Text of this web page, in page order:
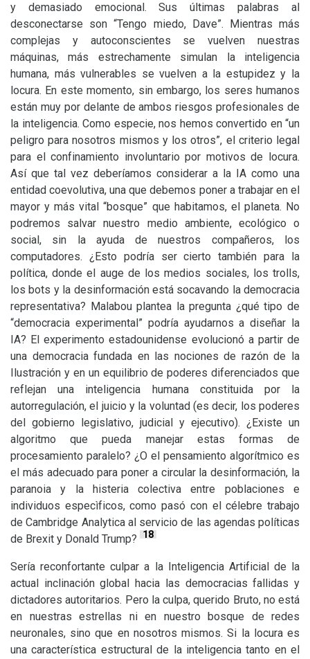
y demasiado emocional. Sus últimas palabras al
desconectarse son “Tengo miedo, Dave”. Mientras más
complejas y autoconscientes se vuelven nuestras
máquinas, más estrechamente simulan la inteligencia
humana, más vulnerables se vuelven a la estupidez y la
locura. En este momento, sin embargo, los seres humanos
están muy por delante de ambos riesgos profesionales de
la inteligencia. Como especie, nos hemos convertido en “un
peligro para nosotros mismos y los otros”, el criterio legal
para el confinamiento involuntario por motivos de locura.
Así que tal vez deberíamos considerar a la IA como una
entidad coevolutiva, una que debemos poner a trabajar en el
mayor y más vital “bosque” que habitamos, el planeta. No
podremos salvar nuestro medio ambiente, ecológico o
social, sin la ayuda de nuestros compañeros, los
computadores. ¿Esto podría ser cierto también para la
política, donde el auge de los medios sociales, los trolls,
los bots y la desinformación está socavando la democracia
representativa? Malabou plantea la pregunta ¿qué tipo de
“democracia experimental” podría ayudarnos a diseñar la
IA? El experimento estadounidense evolucionó a partir de
una democracia fundada en las nociones de razón de la
Ilustración y en un equilibrio de poderes diferenciados que
reflejan una inteligencia humana constituida por la
autorregulación, el juicio y la voluntad (es decir, los poderes
del gobierno legislativo, judicial y ejecutivo). ¿Existe un
algoritmo que pueda manejar estas formas de
procesamiento paralelo? ¿O el pensamiento algorítmico es
el más adecuado para poner a circular la desinformación, la
paranoia y la histeria colectiva entre poblaciones e
individuos especìficos, como pasó con el célebre trabajo
de Cambridge Analytica al servicio de las agendas políticas
de Brexit y Donald Trump?
18
Sería reconfortante culpar a la Inteligencia Artificial de la
actual inclinación global hacia las democracias fallidas y
dictadores autoritarios. Pero la culpa, querido Bruto, no está
en nuestras estrellas ni en nuestro bosque de redes
neuronales, sino que en nosotros mismos. Si la locura es
una característica estructural de la inteligencia tanto en el